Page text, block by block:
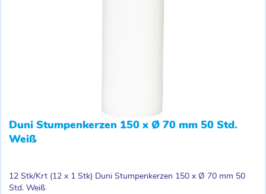
Duni Stumpenkerzen 150 x Ø 70 mm 50 Std.
Weiß
12 Stk/Krt (12 x 1 Stk) Duni Stumpenkerzen 150 x Ø 70 mm 50
Std. Weiß